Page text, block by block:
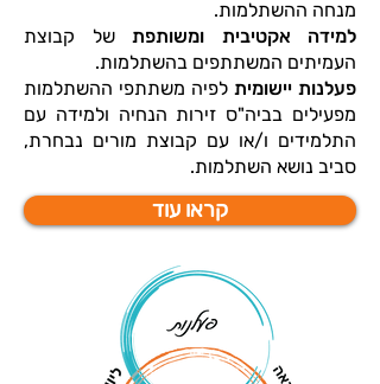
מנחה ההשתלמות.
למידה אקטיבית ומשותפת של קבוצת
העמיתים המשתתפים בהשתלמות.
פעלנות יישומית לפיה משתתפי ההשתלמות
מפעילים בביה"ס זירות הנחיה ולמידה עם
התלמידים ו/או עם קבוצת מורים נבחרת,
סביב נושא השתלמות.
קראו עוד